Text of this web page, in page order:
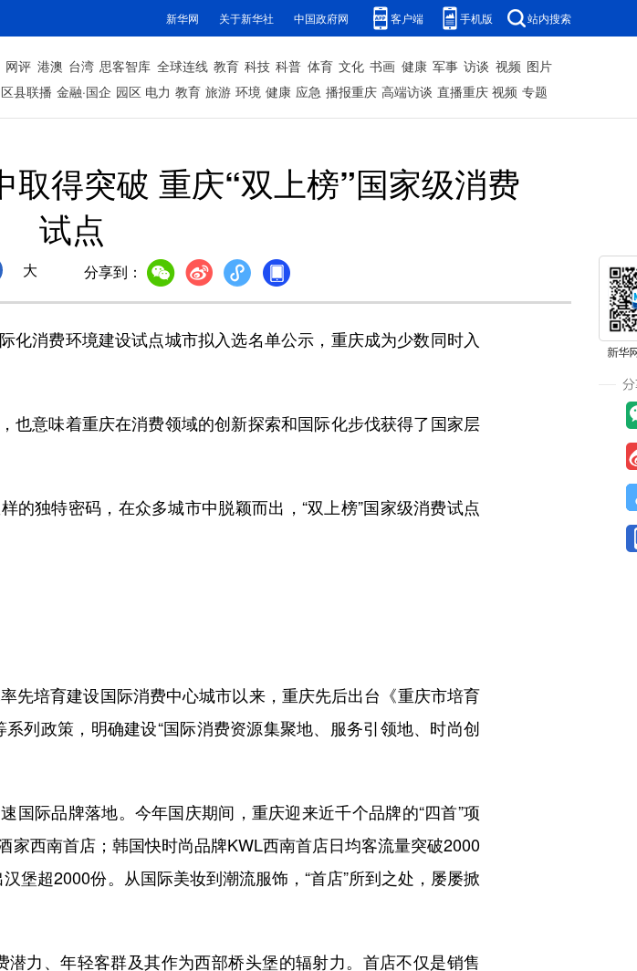
新华网 关于新华社 中国政府网 客户端 手机版 站内搜索
网评 港澳 台湾 思客智库 全球连线 教育 科技 科普 体育 文化 书画 健康 军事 访谈 视频 图片
区县联播 金融·国企 园区 电力 教育 旅游 环境 健康 应急 播报重庆 高端访谈 直播重庆 视频 专题
得突破 重庆“双上榜”国家级消费
试点
大 分享到：
消费环境建设试点城市拟入选名单公示，重庆成为少数同时入
意味着重庆在消费领域的创新探索和国际化步伐获得了国家层
独特密码，在众多城市中脱颖而出，“双上榜”国家级消费试点
培育建设国际消费中心城市以来，重庆先后出台《重庆市培育
列政策，明确建设“国际消费资源集聚地、服务引领地、时尚创
际品牌落地。今年国庆期间，重庆迎来近千个品牌的“四首”项
西南首店；韩国快时尚品牌KWL西南首店日均客流量突破2000
堡超2000份。从国际美妆到潮流服饰，“首店”所到之处，屡屡掀
力、年轻客群及其作为西部桥头堡的辐射力。首店不仅是销售